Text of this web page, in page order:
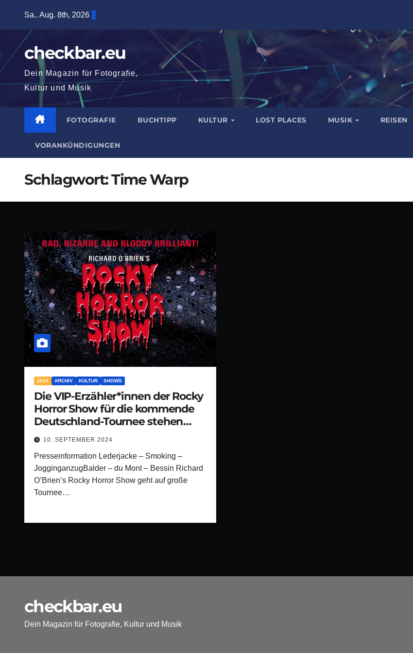
springen
Sa.. Aug. 8th, 2026
checkbar.eu
Dein Magazin für Fotografie,
Kultur und Musik
FOTOGRAFIE BUCHTIPP KULTUR LOST PLACES MUSIK REISEN
VORANKÜNDIGUNGEN
Schlagwort:Time Warp
2024 ARCHIV KULTUR SHOWS
Die VIP-Erzähler*innen der Rocky
Horror Show für die kommende
Deutschland-Tournee stehen
jetzt fest
10. SEPTEMBER 2024
Presseinformation Lederjacke – Smoking –
JogginganzugBalder – du Mont – Bessin Richard
O’Brien’s Rocky Horror Show geht auf große
Tournee…
checkbar.eu
Dein Magazin für Fotografie, Kultur und Musik